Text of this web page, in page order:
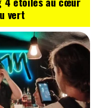
vert